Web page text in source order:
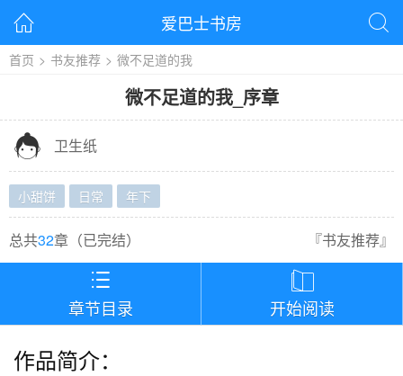
 爱巴士书房 
首页 > 书友推荐 > 微不足道的我
微不足道的我_ 序章
 卫生纸
小甜饼 日常 年下
总共32章（已完结） 『书友推荐』

章节目录

开始阅读
作品简介：